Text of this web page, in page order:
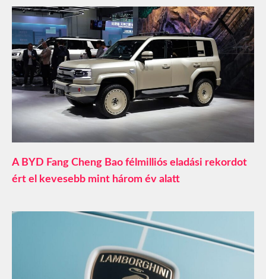
A BYD Fang Cheng Bao félmilliós eladási rekordot
ért el kevesebb mint három év alatt